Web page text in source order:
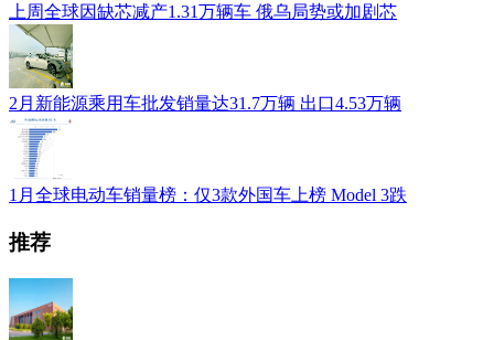
上周全球因缺芯减产1.31万辆车 俄乌局势或加剧芯
2月新能源乘用车批发销量达31.7万辆 出口4.53万辆
1月全球电动车销量榜：仅3款外国车上榜 Model 3跌
推荐